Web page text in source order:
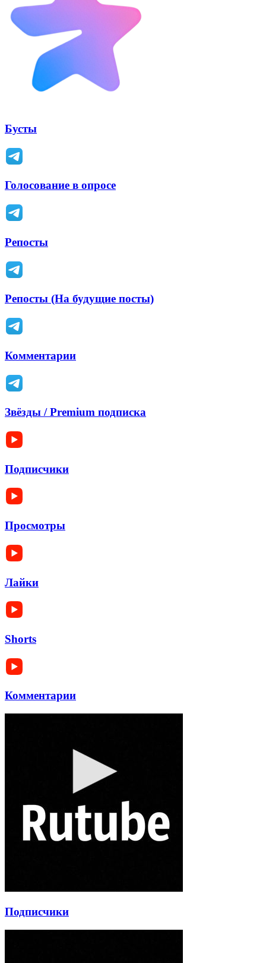
Бусты
Голосование в опросе
Репосты
Репосты (На будущие посты)
Комментарии
Звёзды / Premium подписка
Подписчики
Просмотры
Лайки
Shorts
Комментарии
Подписчики